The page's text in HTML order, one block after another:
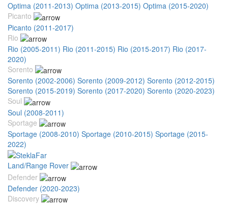
Optima (2011-2013) Optima (2013-2015) Optima (2015-2020)
Picanto
Picanto (2011-2017)
Rio
Rio (2005-2011) Rio (2011-2015) Rio (2015-2017) Rio (2017-
2020)
Sorento
Sorento (2002-2006) Sorento (2009-2012) Sorento (2012-2015)
Sorento (2015-2019) Sorento (2017-2020) Sorento (2020-2023)
Soul
Soul (2008-2011)
Sportage
Sportage (2008-2010) Sportage (2010-2015) Sportage (2015-
2022)
Land/Range Rover
Defender
Defender (2020-2023)
Discovery